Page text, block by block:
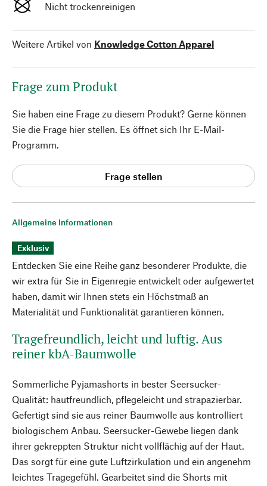
Allgemeine Informationen
Exklusiv
Entdecken Sie eine Reihe ganz besonderer Produkte, die
wir extra für Sie in Eigenregie entwickelt oder aufgewertet
haben, damit wir Ihnen stets ein Höchstmaß an
Materialität und Funktionalität garantieren können.
Tragefreundlich, leicht und luftig. Aus
reiner kbA-Baumwolle
Sommerliche Pyjamashorts in bester Seersucker-
Qualität: hautfreundlich, pflegeleicht und strapazierbar.
Gefertigt sind sie aus reiner Baumwolle aus kontrolliert
biologischem Anbau. Seersucker-Gewebe liegen dank
ihrer gekreppten Struktur nicht vollflächig auf der Haut.
Das sorgt für eine gute Luftzirkulation und ein angenehm
leichtes Tragegefühl. Gearbeitet sind die Shorts mit
Nicht trockenreinigen
Weitere Artikel von Knowledge Cotton Apparel
Frage zum Produkt
Sie haben eine Frage zu diesem Produkt? Gerne können
Sie die Frage hier stellen. Es öffnet sich Ihr E-Mail-
Programm.
Frage stellen